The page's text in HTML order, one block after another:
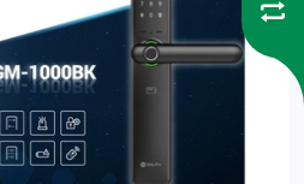
ưu việt của sản phẩm, như:
này cũng giúp sản phẩm phù